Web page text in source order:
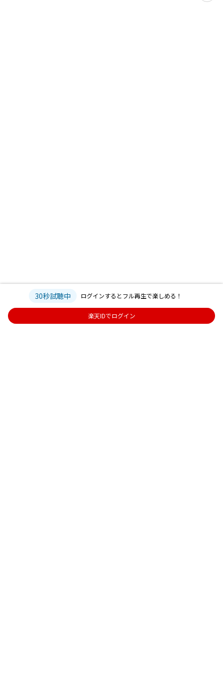
30秒試聴中 ログインするとフル再生で楽しめる！
楽天IDでログイン